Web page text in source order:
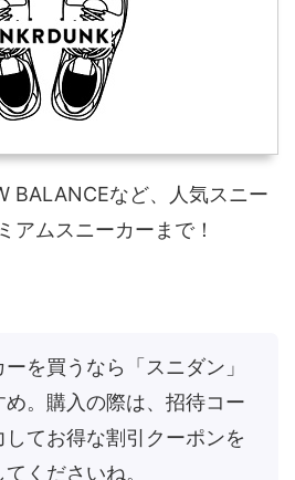
BALANCEなど、人気スニー
アムスニーカーまで！
ーを買うなら「スニダン」
め。購入の際は、招待コー
してお得な割引クーポンを
くださいね。